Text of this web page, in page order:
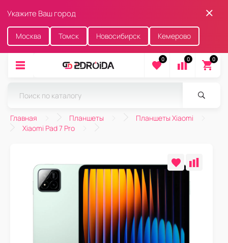
Укажите Ваш город
Москва Томск Новосибирск Кемерово
0 0 0
Главная Планшеты
Планшеты Xiaomi
Xiaomi Pad 7 Pro